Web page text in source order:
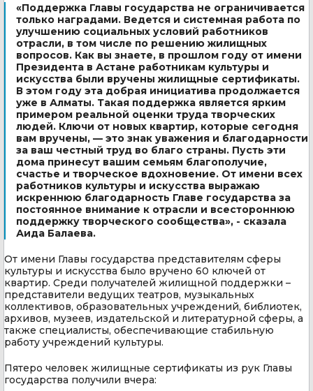
«Поддержка Главы государства не ограничивается
только наградами. Ведется и системная работа по
улучшению социальных условий работников
отрасли, в том числе по решению жилищных
вопросов. Как вы знаете, в прошлом году от имени
Президента в Астане работникам культуры и
искусства были вручены жилищные сертификаты.
В этом году эта добрая инициатива продолжается
уже в Алматы. Такая поддержка является ярким
примером реальной оценки труда творческих
людей. Ключи от новых квартир, которые сегодня
вам вручены, — это знак уважения и благодарности
за ваш честный труд во благо страны. Пусть эти
дома принесут вашим семьям благополучие,
счастье и творческое вдохновение. От имени всех
работников культуры и искусства выражаю
искреннюю благодарность Главе государства за
постоянное внимание к отрасли и всестороннюю
поддержку творческого сообщества», - сказала
Аида Балаева.
От имени Главы государства представителям сферы
культуры и искусства было вручено 60 ключей от
квартир. Среди получателей жилищной поддержки –
представители ведущих театров, музыкальных
коллективов, образовательных учреждений, библиотек,
архивов, музеев, издательской и литературной сферы, а
также специалисты, обеспечивающие стабильную
работу учреждений культуры.
Пятеро человек жилищные сертификаты из рук Главы
государства получили вчера: